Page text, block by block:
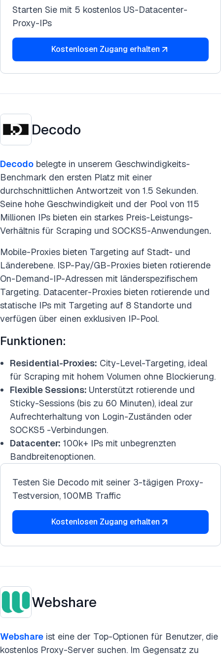
Starten Sie mit 5 kostenlos US-Datacenter-
Proxy-IPs
Kostenlosen Zugang erhalten
Decodo
Decodo belegte in unserem Geschwindigkeits-
Benchmark den ersten Platz mit einer
durchschnittlichen Antwortzeit von 1.5 Sekunden.
Seine hohe Geschwindigkeit und der Pool von 115
Millionen IPs bieten ein starkes Preis-Leistungs-
Verhältnis für Scraping und SOCKS5-Anwendungen.
Mobile-Proxies bieten Targeting auf Stadt- und
Länderebene. ISP-Pay/GB-Proxies bieten rotierende
On-Demand-IP-Adressen mit länderspezifischem
Targeting. Datacenter-Proxies bieten rotierende und
statische IPs mit Targeting auf 8 Standorte und
verfügen über einen exklusiven IP-Pool.
Funktionen:
Residential-Proxies: City-Level-Targeting, ideal
für Scraping mit hohem Volumen ohne Blockierung.
Flexible Sessions: Unterstützt rotierende und
Sticky-Sessions (bis zu 60 Minuten), ideal zur
Aufrechterhaltung von Login-Zuständen oder
SOCKS5 -Verbindungen.
Datacenter: 100k+ IPs mit unbegrenzten
Bandbreitenoptionen.
Testen Sie Decodo mit seiner 3-tägigen Proxy-
Testversion, 100MB Traffic
Kostenlosen Zugang erhalten
Webshare
Webshare ist eine der Top-Optionen für Benutzer, die
kostenlos Proxy-Server suchen. Im Gegensatz zu